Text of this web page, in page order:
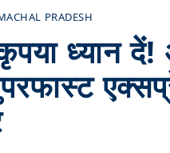
PRADESH
ध्यान